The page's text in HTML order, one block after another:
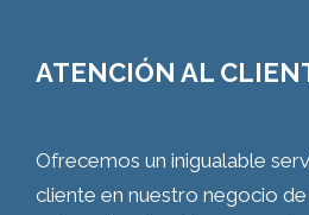
ATENCIÓN AL
Ofrecemos un inigualable
cliente en nuestro negocio